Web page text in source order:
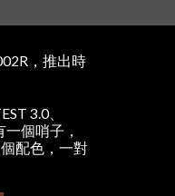
，推出時
3.0、
個哨子，
配色，一對